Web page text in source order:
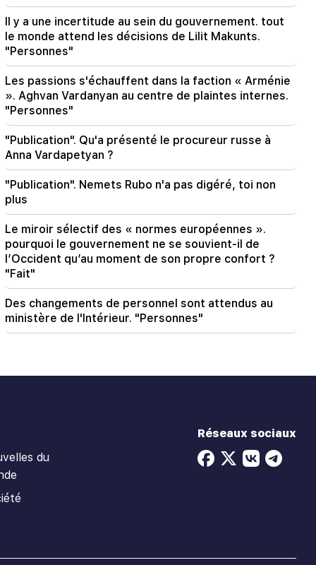
Il y a une incertitude au sein du gouvernement. tout
le monde attend les décisions de Lilit Makunts.
"Personnes"
Les passions s'échauffent dans la faction « Arménie
». Aghvan Vardanyan au centre de plaintes internes.
"Personnes"
"Publication". Qu'a présenté le procureur russe à
Anna Vardapetyan ?
"Publication". Nemets Rubo n'a pas digéré, toi non
plus
Le miroir sélectif des « normes européennes ».
pourquoi le gouvernement ne se souvient-il de
l’Occident qu’au moment de son propre confort ?
"Fait"
Des changements de personnel sont attendus au
ministère de l'Intérieur. "Personnes"
du
Réseaux sociaux